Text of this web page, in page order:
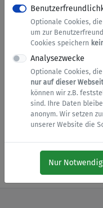
Optionale Cookies,
um zur
Cookies speichern
Analysezwecke
Optionale Cookies,
nur auf dieser
können wir z.B.
sind. Ihre Daten
anonym. Wir setzen
unserer Website die
Nur
zuleiten.
Alternative PDF-
Ausdrucken und
Informationen zur
Sondernutzungen
Weitere
Dienst starten